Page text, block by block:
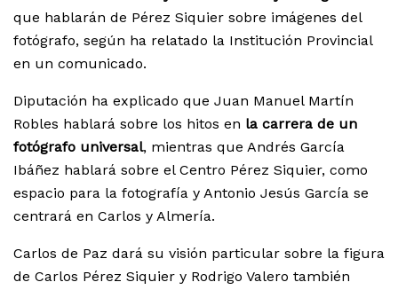
que hablarán de Pérez Siquier sobre imágenes del
fotógrafo, según ha relatado la Institución Provincial
en un comunicado.
Diputación ha explicado que Juan Manuel Martín
Robles hablará sobre los hitos en la carrera de un
fotógrafo universal, mientras que Andrés García
Ibáñez hablará sobre el Centro Pérez Siquier, como
espacio para la fotografía y Antonio Jesús García se
centrará en Carlos y Almería.
Carlos de Paz dará su visión particular sobre la figura
de Carlos Pérez Siquier y Rodrigo Valero también